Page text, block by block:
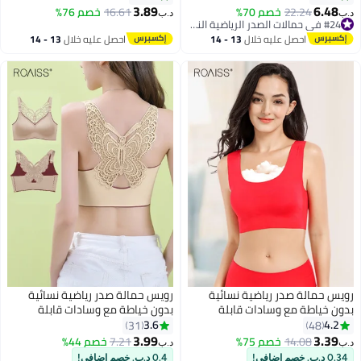
حمالة صدر رياضية عالية
لامتصاص الصدمات لليوجا
وردية اللون
22.24خصم 70%
#24 في حمالات الصدر الرياضية النسائية
#24 في حمالات الصدر الرياضية النسائية احصل عليه خلال 13 - 14
قابلة للتنفس لممارسة اليوجا
والجري، حمالة صدر شبكية مجوفة
قابلة للتنفس
3.89
16.61خصم 76%
احصل عليه خلال 13 - 14
صدر رياضية نسائية
مع وسادات قابلة
حمالات صدر تدريب لاسلكية
ملابس داخلية قابلة
ومناسبة للبشرة مع مرونة
48
14.08خصم 75%
رويس حمالة صدر رياضية نسائية
بدون خياطة مع وسادات قابلة
للإزالة، حمالات صدر بدون أسلاك
بتصميم فراشة من الدانتيل، ملابس
داخلية قابلة للتنفس ومناسبة
31
3.99
7.21خصم 44%